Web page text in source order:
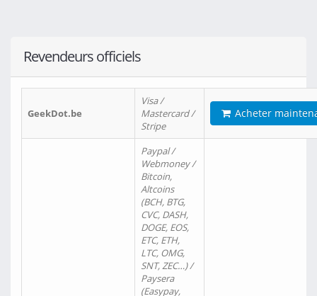
Revendeurs officiels
GeekDot.be
Visa /
Mastercard /
Stripe
Acheter
Paypal /
Webmoney /
Bitcoin,
Altcoins
(BCH, BTG,
CVC, DASH,
DOGE, EOS,
ETC, ETH,
LTC, OMG,
SNT, ZEC…) /
Paysera
(Easypay,